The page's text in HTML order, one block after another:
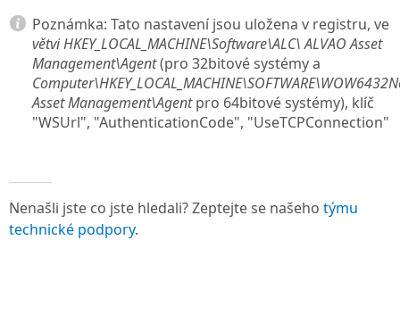
Poznámka: Tato nastavení jsou uložena v registru, ve
větvi HKEY_LOCAL_MACHINE\Software\ALC\ ALVAO Asset
Management\Agent(pro 32bitové systémy a
Asset Management\Agentpro 64bitové systémy), klíč
"WSUrl", "AuthenticationCode", "UseTCPConnection"
Nenašli jste co jste hledali? Zeptejte se našeho týmu
technické podpory.